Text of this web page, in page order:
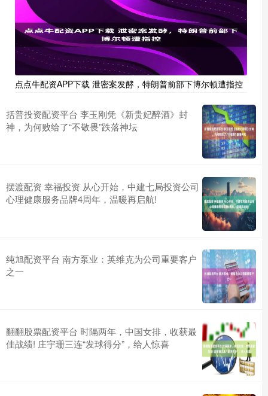
点点牛配资APP下载 泄密案发酵，特朗普前部下博尔顿遭指控
括普投资配资平台 李玉刚凭《新贵妃醉酒》封
神，为何败给了“不敬畏”跌落神坛
摆渡配资 幸福投资 从心开始，中建七局投资公司
心理健康服务品牌4周年，温暖再启航!
纯旭配资平台 南方泵业：英维克为公司重要客户
之一
翻翻股票配资平台 时隔两年，中国女排，收获最
佳战绩! 庄宇珊三连“发球得分”，给人惊喜